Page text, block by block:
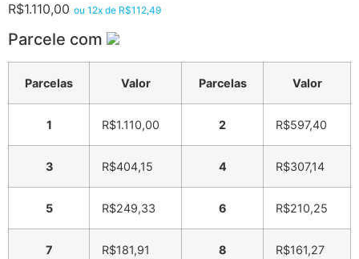
R$1.110,00 ou 12x de R$112,49
Parcele com
Parcelas Valor Parcelas Valor
1 R$1.110,00 2 R$597,40
3 R$404,15 4 R$307,14
5 R$249,33 6 R$210,25
7 R$181,91 8 R$161,27